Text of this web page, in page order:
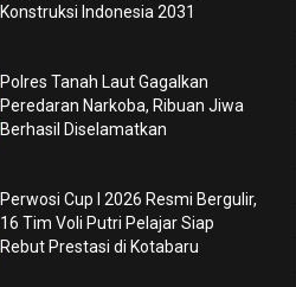
Konstruksi Indonesia 2031
Polres Tanah Laut Gagalkan
Peredaran Narkoba, Ribuan Jiwa
Berhasil Diselamatkan
Perwosi Cup I 2026 Resmi Bergulir,
16 Tim Voli Putri Pelajar Siap
Rebut Prestasi di Kotabaru